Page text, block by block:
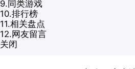
9.同类游戏
10.排行榜
11.相关盘点
12.网友留言
关闭